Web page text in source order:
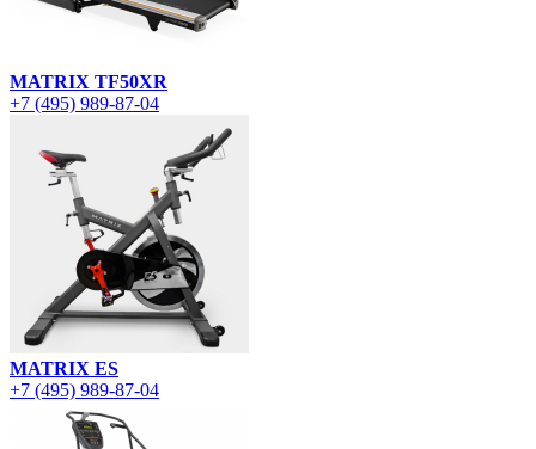
MATRIX TF50XR
+7 (495) 989-87-04
MATRIX ES
+7 (495) 989-87-04